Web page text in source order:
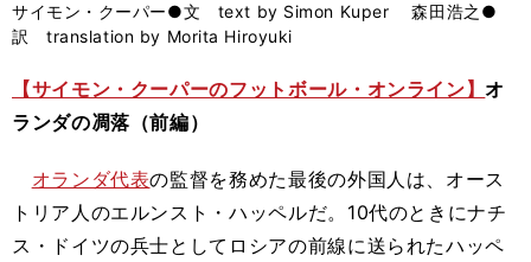
バ
サイモン・クーパー●文 text by Simon Kuper 森田浩之●
訳 translation by Morita Hiroyuki
【サイモン・クーパーのフットボール・オンライン】オ
ランダの凋落（前編）
オランダ代表の監督を務めた最後の外国人は、オース
トリア人のエルンスト・ハッペルだ。10代のときにナチ
ス・ドイツの兵士としてロシアの前線に送られたハッペ